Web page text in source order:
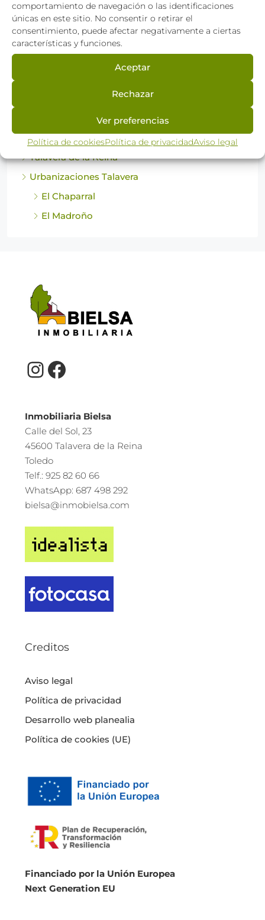
comportamiento de navegación o las identificaciones
únicas en este sitio. No consentir o retirar el
consentimiento, puede afectar negativamente a ciertas
características y funciones.
Aceptar
Rechazar
Ver preferencias
Política de cookiesPolítica de privacidadAviso legal
Locales
Viviendas
Casas y Chalets
Talavera de la Reina
Urbanizaciones Talavera
El Chaparral
El Madroño
Inmobiliaria Bielsa
Calle del Sol, 23
45600 Talavera de la Reina
Toledo
Telf.: 925 82 60 66
WhatsApp: 687 498 292
bielsa@inmobielsa.com
Creditos
Aviso legal
Política de privacidad
Desarrollo web planealia
Política de cookies (UE)
Financiado por la Unión Europea
Next Generation EU